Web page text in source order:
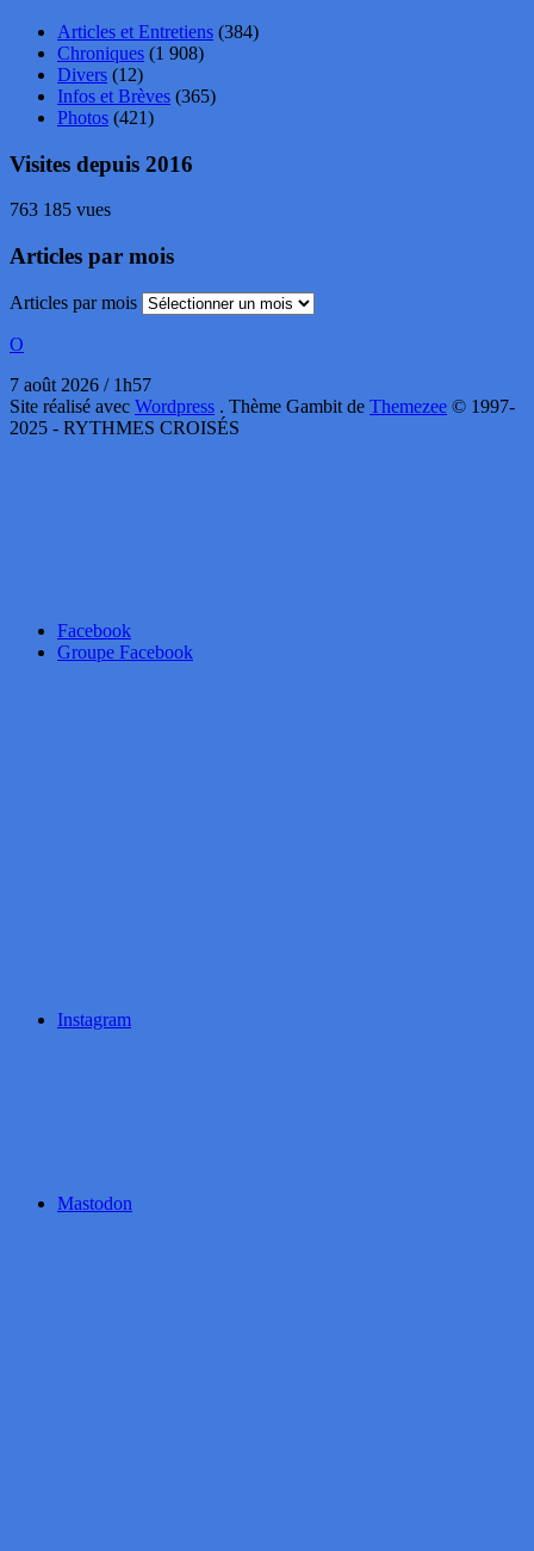
Articles et Entretiens (384)
Chroniques (1 908)
Divers (12)
Infos et Brèves (365)
Photos (421)
Visites depuis 2016
763 185 vues
Articles par mois
Articles par mois
O
7 août 2026 / 1h57
Site réalisé avec Wordpress . Thème Gambit de Themezee © 1997-
2025 - RYTHMES CROISÉS
Facebook
Groupe Facebook
Instagram
Mastodon